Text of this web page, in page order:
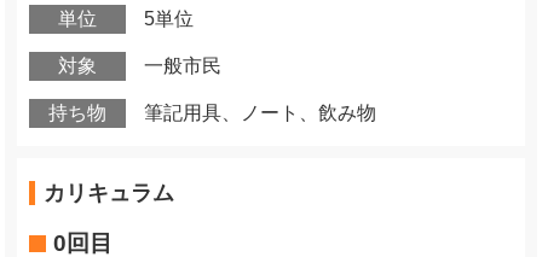
単位 5単位
対象 一般市民
持ち物 筆記用具、ノート、飲み物
カリキュラム
0回目